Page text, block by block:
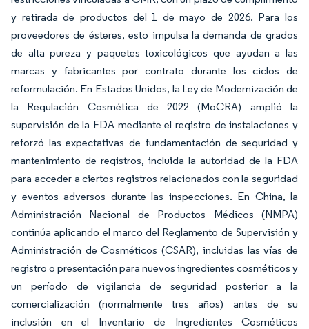
y retirada de productos del 1 de mayo de 2026. Para los
proveedores de ésteres, esto impulsa la demanda de grados
de alta pureza y paquetes toxicológicos que ayudan a las
marcas y fabricantes por contrato durante los ciclos de
reformulación. En Estados Unidos, la Ley de Modernización de
la Regulación Cosmética de 2022 (MoCRA) amplió la
supervisión de la FDA mediante el registro de instalaciones y
reforzó las expectativas de fundamentación de seguridad y
mantenimiento de registros, incluida la autoridad de la FDA
para acceder a ciertos registros relacionados con la seguridad
y eventos adversos durante las inspecciones. En China, la
Administración Nacional de Productos Médicos (NMPA)
continúa aplicando el marco del Reglamento de Supervisión y
Administración de Cosméticos (CSAR), incluidas las vías de
registro o presentación para nuevos ingredientes cosméticos y
un período de vigilancia de seguridad posterior a la
comercialización (normalmente tres años) antes de su
inclusión en el Inventario de Ingredientes Cosméticos